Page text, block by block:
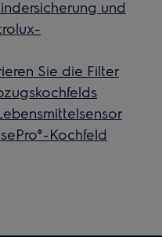
und
Sie die Filter
Kochfeld